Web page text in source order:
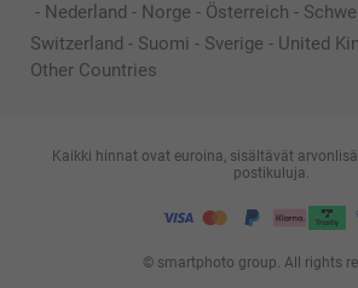
- Nederland - Norge - Österreich -
Switzerland - Suomi - Sverige - United
Other Countries
© smartphoto group. All rights
Kaikki hinnat ovat euroina, sisältävät
postikuluja.